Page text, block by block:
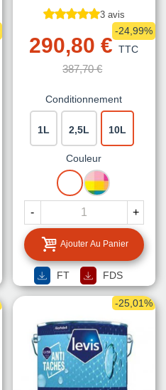
3 avis
290,80 € TTC
387,70 €
-24,99%
Conditionnement
1L 2,5L 10L
Couleur
BLANCMISE
A
TEINTE
- +
Ajouter Au Panier
FT FDS
-25,01%